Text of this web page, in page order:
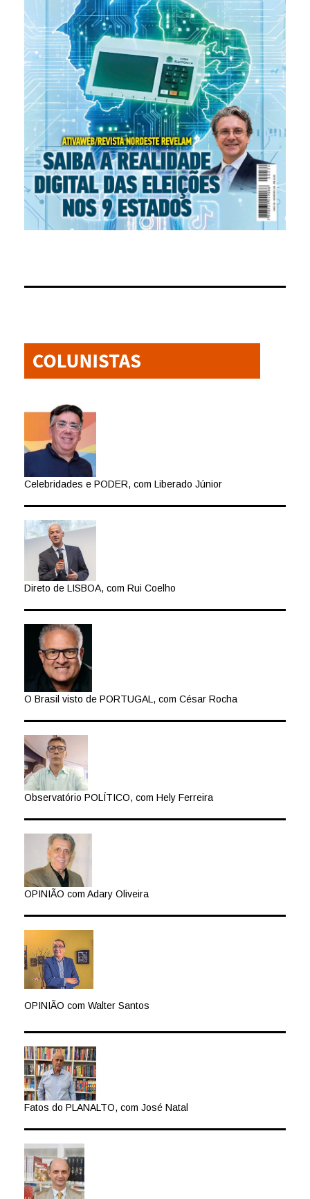
Celebridades e PODER, com Liberado Júnior
Direto de LISBOA, com Rui Coelho
O Brasil visto de PORTUGAL, com César Rocha
Observatório POLÍTICO, com Hely Ferreira
OPINIÃO com Adary Oliveira
OPINIÃO com Walter Santos
Fatos do PLANALTO, com José Natal